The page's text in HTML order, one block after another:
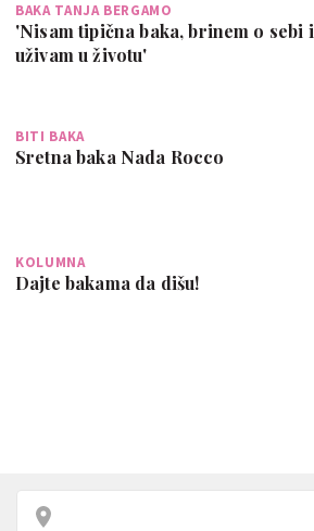
BAKA TANJA BERGAMO
'Nisam tipična baka, brinem o sebi i
uživam u životu'
BITI BAKA
Sretna baka Nada Rocco
KOLUMNA
Dajte bakama da dišu!